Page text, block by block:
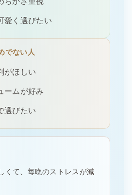
愛く選びたい
でない人
がほしい
ームが好み
選びたい
くて、毎晩のストレスが減